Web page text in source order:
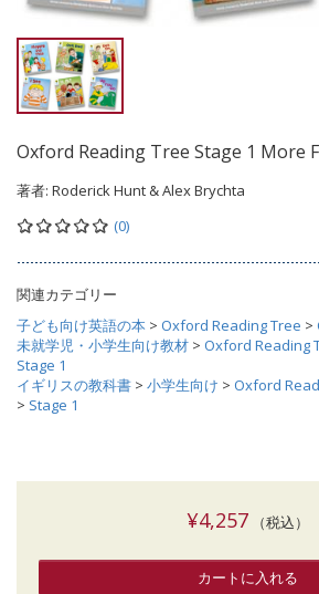
Oxford Reading Tree Stage 1 More
著者: Roderick Hunt & Alex Brychta
(0)
関連カテゴリー
子ども向け英語の本 > Oxford Reading Tree >
未就学児・小学生向け教材 > Oxford Reading
Stage 1
イギリスの教科書 > 小学生向け > Oxford
> Stage 1
¥4,257（税込）
カートに入れる